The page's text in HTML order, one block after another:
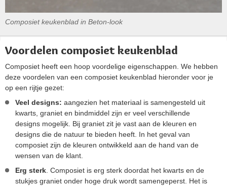
Composiet keukenblad in Beton-look
Voordelen composiet keukenblad
Composiet heeft een hoop voordelige eigenschappen. We hebben
deze voordelen van een composiet keukenblad hieronder voor je
op een rijtje gezet:
Veel designs: aangezien het materiaal is samengesteld uit
kwarts, graniet en bindmiddel zijn er veel verschillende
designs mogelijk. Bij graniet zit je vast aan de kleuren en
designs die de natuur te bieden heeft. In het geval van
composiet zijn de kleuren ontwikkeld aan de hand van de
wensen van de klant.
Erg sterk. Composiet is erg sterk doordat het kwarts en de
stukjes graniet onder hoge druk wordt samengeperst. Het is